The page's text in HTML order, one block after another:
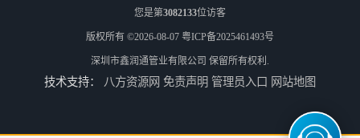
佛山Pe给水管电话 支持送货上门 HDPE电力管 HDPE顶管电缆管保护套管
您是第3082133位访客
版权所有 ©2026-08-07 粤ICP备2025461493号
深圳市鑫润通管业有限公司 保留所有权利.
技术支持： 八方资源网 免责声明 管理员入口 网站地图